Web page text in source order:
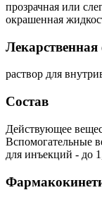
прозрачная или
окрашенная
раствор для
Состав
Действующее
Вспомогательные
для инъекций - до